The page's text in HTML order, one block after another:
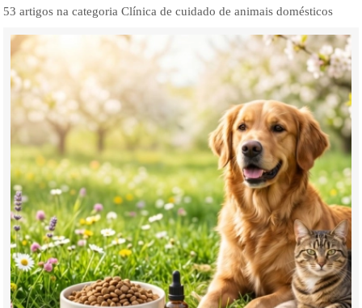
53 artigos na categoria Clínica de cuidado de animais domésticos